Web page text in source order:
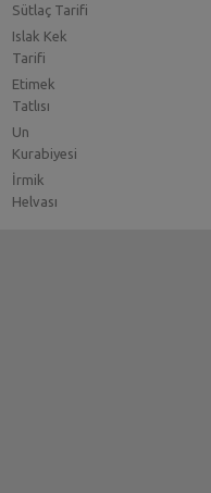
Sütlaç Tarifi
Islak Kek
Tarifi
Etimek
Tatlısı
Un
Kurabiyesi
İrmik
Helvası